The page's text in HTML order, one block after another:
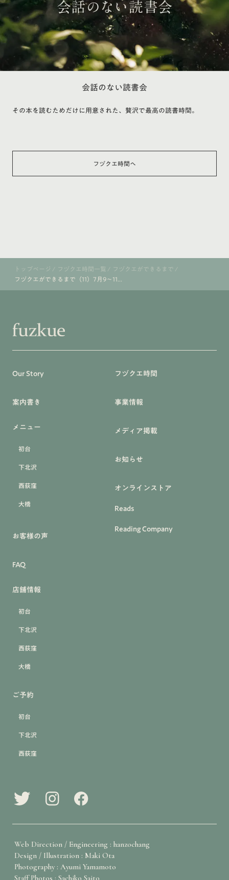
会話のない読書会
その本を読むためだけに用意された、贅沢で最高の読書時間。
フヅクエ時間へ
トップページ / フヅクエ時間一覧 / フヅクエができるまで
/
フヅクエができるまで（11）7月9〜11...
Our Story
案内書き
メニュー
初台
下北沢
西荻窪
大橋
お客様の声
FAQ
店舗情報
初台
下北沢
西荻窪
大橋
ご予約
初台
下北沢
西荻窪
フヅクエ時間
事業情報
メディア掲載
お知らせ
オンラインストア
Reads
Reading Company
Web Direction / Engineering : hanzochang
Design / Illustration : Maki Ota
Photography : Ayumi Yamamoto
Staff Photos : Sachiko Saito